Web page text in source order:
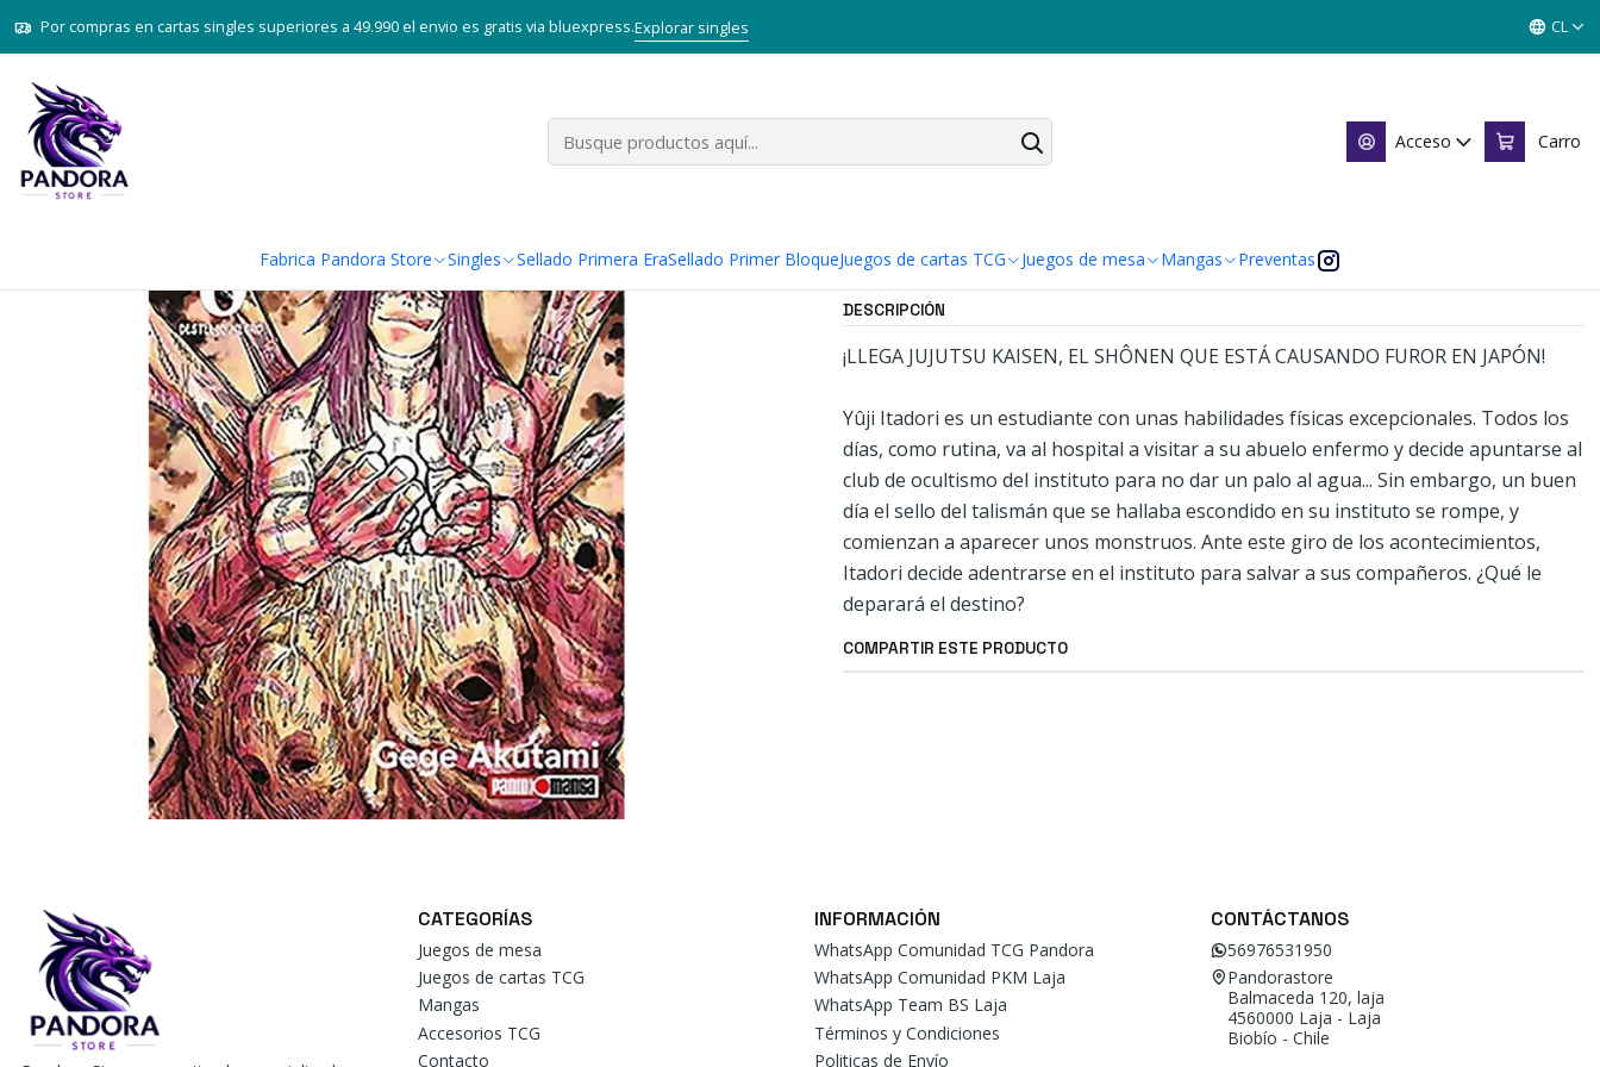
Acceso Carro
Fabrica Pandora Store Singles Sellado Primera EraSellado Primer BloqueJuegos de cartas TCG Juegos de mesa Mangas Preventas
Por compras en cartas singles superiores a 49.990 el envio es gratis via bluexpress.Explorar singles CL
Inicio Mangas Bunkoban
Jujutsu Kaisen 06 - Panini ARG
Mostrar stock de ubicaciones
DESCRIPCIÓN
¡LLEGA JUJUTSU KAISEN, EL SHÔNEN QUE ESTÁ CAUSANDO FUROR EN JAPÓN!
Yûji Itadori es un estudiante con unas habilidades físicas excepcionales. Todos los
días, como rutina, va al hospital a visitar a su abuelo enfermo y decide apuntarse al
club de ocultismo del instituto para no dar un palo al agua... Sin embargo, un buen
día el sello del talismán que se hallaba escondido en su instituto se rompe, y
comienzan a aparecer unos monstruos. Ante este giro de los acontecimientos,
Itadori decide adentrarse en el instituto para salvar a sus compañeros. ¿Qué le
deparará el destino?
COMPARTIR ESTE PRODUCTO
CATEGORÍAS
Juegos de mesa
Juegos de cartas TCG
Mangas
Accesorios TCG
Contacto
INFORMACIÓN
WhatsApp Comunidad TCG Pandora
WhatsApp Comunidad PKM Laja
WhatsApp Team BS Laja
Términos y Condiciones
Politicas de Envío
CONTÁCTANOS
56976531950
Pandorastore
Balmaceda 120, laja
4560000 Laja - Laja
Biobío - Chile